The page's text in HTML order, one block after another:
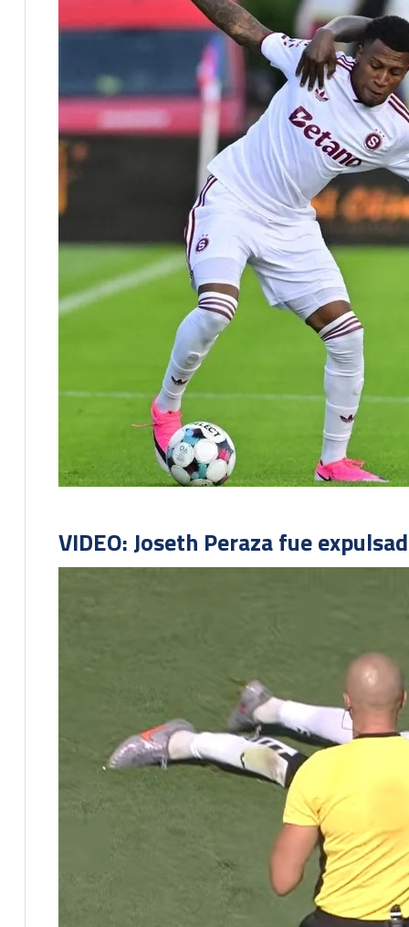
VIDEO: Joseth Peraza fue